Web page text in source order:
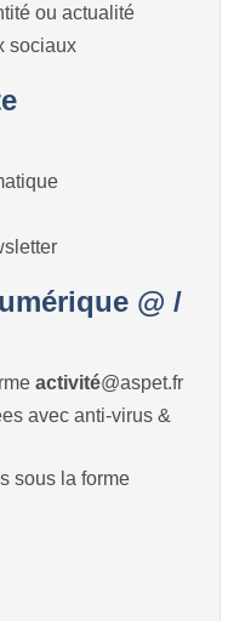
ou actualité
sociaux
@ /
activité@aspet.fr
avec anti-virus &
sous la forme